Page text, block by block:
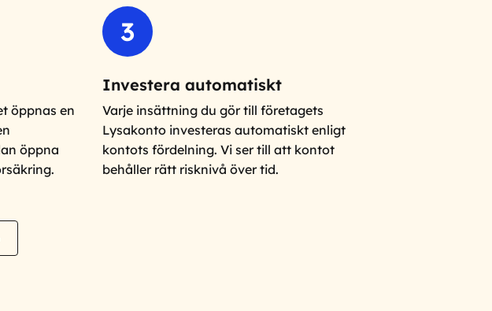
öppnas en
öppna
3
Investera automatiskt
Varje insättning du gör till företagets
Lysakonto investeras automatiskt enligt
kontots fördelning. Vi ser till att kontot
behåller rätt risknivå över tid.